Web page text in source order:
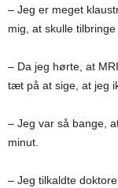
– Jeg er meget
mig, at skulle
– Da jeg hørte, at
tæt på at sige, at jeg
– Jeg var så bange,
minut.
– Jeg tilkaldte